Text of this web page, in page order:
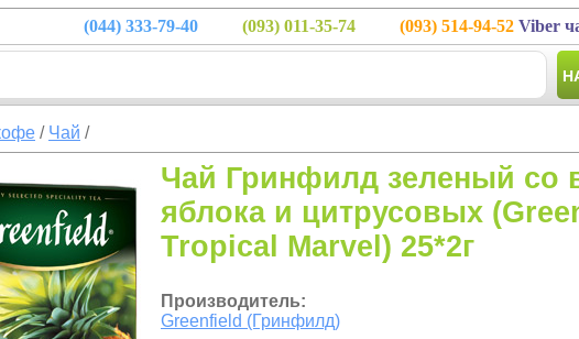
(044) 333-79-40 (093) 011-35-74 (093) 514-94-52 Viber
/ Чай /
Чай Гринфилд зеленый со
яблока и цитрусовых
Tropical Marvel) 25*2г
Производитель:
Greenfield (Гринфилд)